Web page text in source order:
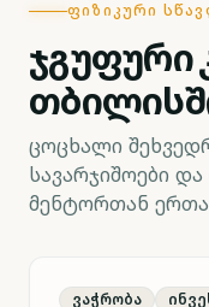
ᲤᲘᲖᲘᲙᲣᲠᲘ
ჯგუფური
ცოცხალი
სავარჯიშოები
მენტორთან
ვაჭრობა